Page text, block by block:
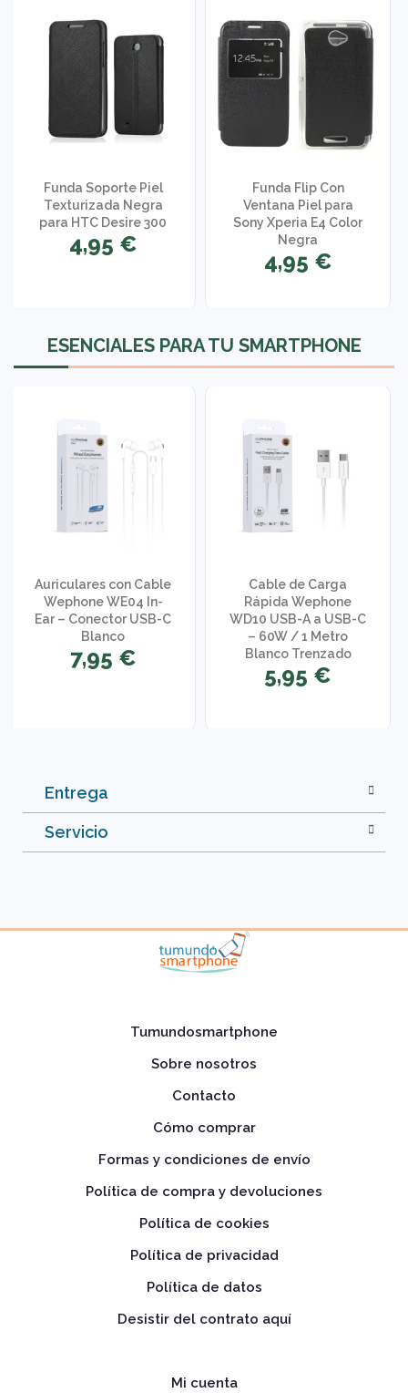
Funda Soporte Piel
Texturizada Negra
para HTC Desire 300
4,95 €
Funda Flip Con
Ventana Piel para
Sony Xperia E4 Color
Negra
4,95 €
1 opinión
ESENCIALES PARA TU SMARTPHONE
Auriculares con Cable
Wephone WE04 In-
Ear – Conector USB-C
Blanco
7,95 €
Cable de Carga
Rápida Wephone
WD10 USB-A a USB-C
– 60W / 1 Metro
Blanco Trenzado
5,95 €
Entrega
Servicio
Tumundosmartphone
Sobre nosotros
Contacto
Cómo comprar
Formas y condiciones de envío
Política de compra y devoluciones
Política de cookies
Política de privacidad
Política de datos
Desistir del contrato aquí
Mi cuenta